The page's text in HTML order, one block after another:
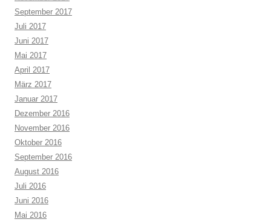
September 2017
Juli 2017
Juni 2017
Mai 2017
April 2017
März 2017
Januar 2017
Dezember 2016
November 2016
Oktober 2016
September 2016
August 2016
Juli 2016
Juni 2016
Mai 2016